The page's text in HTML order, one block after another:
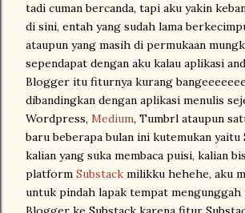
tadi cuman bercanda, tapi aku yakin
di sini, entah yang sudah lama
ataupun yang masih di permukaan
sependapat dengan aku kalau aplikasi
Blogger itu fiturnya kurang
dibandingkan dengan aplikasi menulis
Wordpress, Medium, Tumbrl ataupun
baru beberapa bulan ini kutemukan yaitu
kalian yang suka membaca puisi, kalian
platform Substack milikku hehehe, aku
untuk pindah lapak tempat